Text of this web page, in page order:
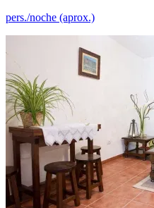
pers./noche (aprox.)